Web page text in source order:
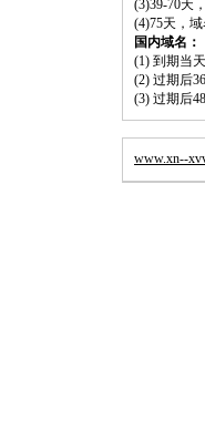
(3)39-70天
(4)75天，
国内域名：
(1) 到期当
(2) 过期后
(3) 过期后
www.xn--